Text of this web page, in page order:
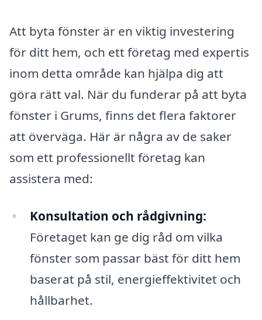
Att byta fönster är en viktig investering
för ditt hem, och ett företag med expertis
inom detta område kan hjälpa dig att
göra rätt val. När du funderar på att byta
fönster i Grums, finns det flera faktorer
att överväga. Här är några av de saker
som ett professionellt företag kan
assistera med:
Konsultation och rådgivning:
Företaget kan ge dig råd om vilka
fönster som passar bäst för ditt hem
baserat på stil, energieffektivitet och
hållbarhet.